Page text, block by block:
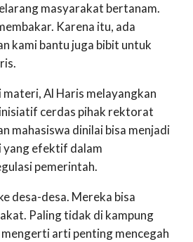
masyarakat bertanam.
Karena itu, ada
kami bantu juga bibit untuk
materi, Al Haris melayangkan
cerdas pihak rektorat
mahasiswa dinilai bisa menjadi
yang efektif dalam
pemerintah.
desa-desa. Mereka bisa
Paling tidak di kampung
arti penting mencegah